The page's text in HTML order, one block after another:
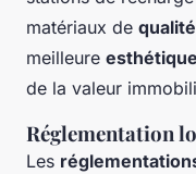
matériaux de qualité
meilleure esthétique
de la valeur
Réglementation
Les